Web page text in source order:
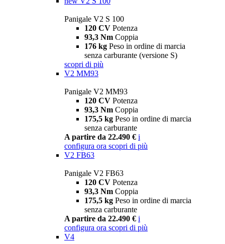
Panigale V2 S 100
120 CV Potenza
93,3 Nm Coppia
176 kg Peso in ordine di marcia
senza carburante (versione S)
scopri di più
V2 MM93
Panigale V2 MM93
120 CV Potenza
93,3 Nm Coppia
175,5 kg Peso in ordine di marcia
senza carburante
A partire da 22.490 € i
configura ora scopri di più
V2 FB63
Panigale V2 FB63
120 CV Potenza
93,3 Nm Coppia
175,5 kg Peso in ordine di marcia
senza carburante
A partire da 22.490 € i
configura ora scopri di più
V4